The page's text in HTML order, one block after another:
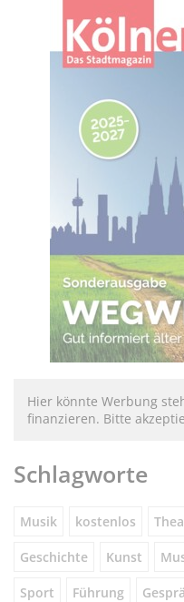
Hier könnte Werbung
finanzieren. Bitte
Schlagworte
Musik kostenlos
Geschichte Kunst
Sport Führung